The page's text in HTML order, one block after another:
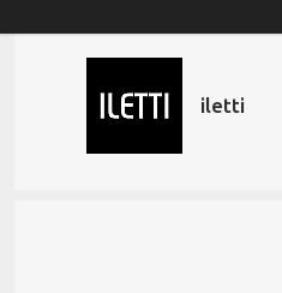
iletti